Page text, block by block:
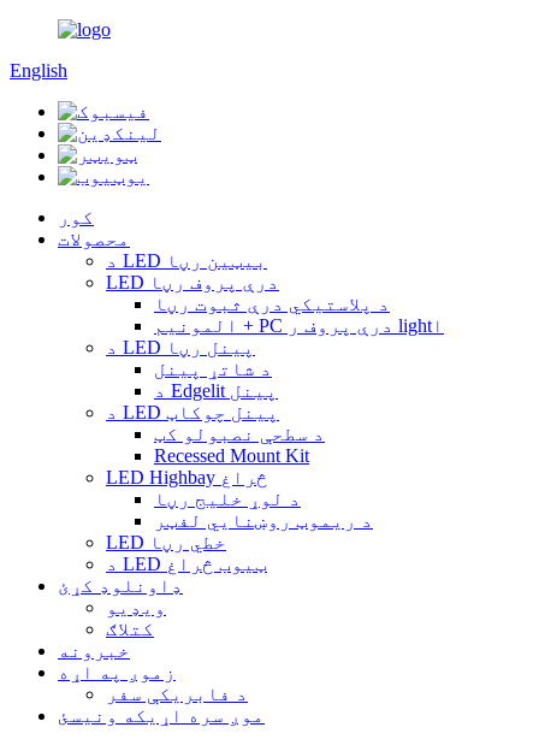
English
کور
محصولات
د LED بیټین رڼا
LED درې پروف رڼا
د پلاستيکي درې ثبوت رڼا
المونیم + PC درې پروف ر lightا
د LED پینل رڼا
د شاتړ پینل
د Edgelit پینل
د LED پینل چوکاټ
د سطحې نصبولو کټ
Recessed Mount Kit
LED Highbay څراغ
د لوړ خلیج رڼا
د ریموټ روښنايي لفټر
LED خطي رڼا
د LED ټیوب څراغ
ډاونلوډ کړئ
ویډیو
کتلاګ
خبرونه
زموږ په اړه
د فابریکې سفر
موږ سره اړیکه ونیسئ